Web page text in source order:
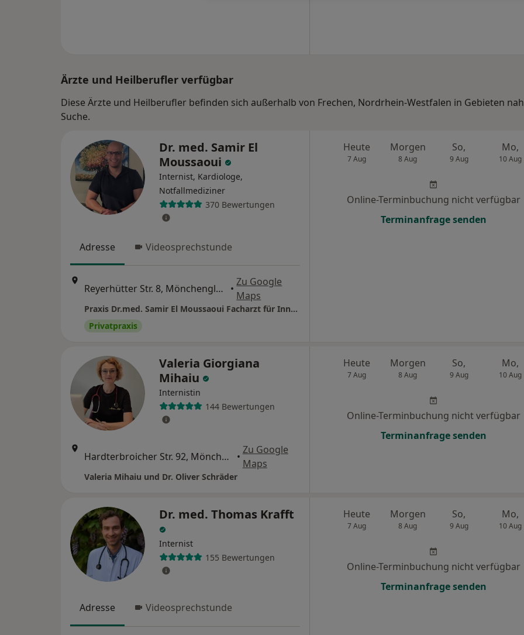
Ärzte und Heilberufler verfügbar
Diese Ärzte und Heilberufler befinden sich außerhalb von Frechen, Nordrhein-Westfalen in Gebieten
Suche.
Dr. med. Samir El
Moussaoui
Internist, Kardiologe,
Notfallmediziner
370 Bewertungen
Adresse Videosprechstunde
Reyerhütter Str. 8, Mönchengladbach •
Zu Google
Maps
Praxis Dr.med. Samir El Moussaoui Facharzt für Innere Medizin und Kardiologie
Privatpraxis
Heute
7 Aug
Morgen
8 Aug
So,
9 Aug
Mo,
10 Aug
Online-Terminbuchung nicht verfügbar
Terminanfrage senden
Valeria Giorgiana
Mihaiu
Internistin
144 Bewertungen
Hardterbroicher Str. 92, Mönchengladbach •
Zu Google
Maps
Valeria Mihaiu und Dr. Oliver Schräder
Heute
7 Aug
Morgen
8 Aug
So,
9 Aug
Mo,
10 Aug
Online-Terminbuchung nicht verfügbar
Terminanfrage senden
Dr. med. Thomas Krafft
Internist
155 Bewertungen
Adresse Videosprechstunde
Heute
7 Aug
Morgen
8 Aug
So,
9 Aug
Mo,
10 Aug
Online-Terminbuchung nicht verfügbar
Terminanfrage senden